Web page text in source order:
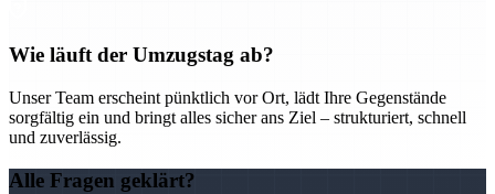
Wie läuft der Umzugstag ab?
Unser Team erscheint pünktlich vor Ort, lädt Ihre Gegenstände
sorgfältig ein und bringt alles sicher ans Ziel – strukturiert, schnell
und zuverlässig.
Alle Fragen geklärt?